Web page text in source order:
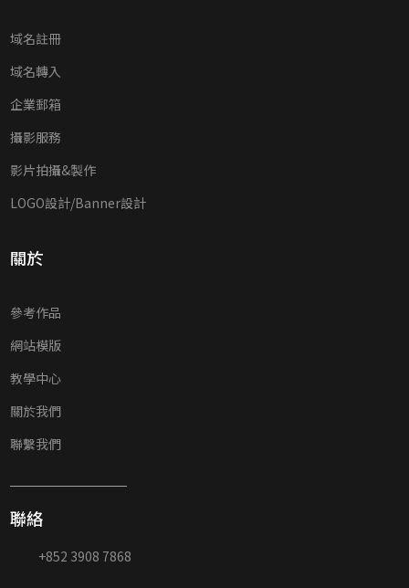
域名註冊
域名轉入
企業郵箱
攝影服務
影片拍攝&製作
LOGO設計/Banner設計
關於
參考作品
網站模版
教學中心
關於我們
聯繫我們
聯絡
+852 3908 7868